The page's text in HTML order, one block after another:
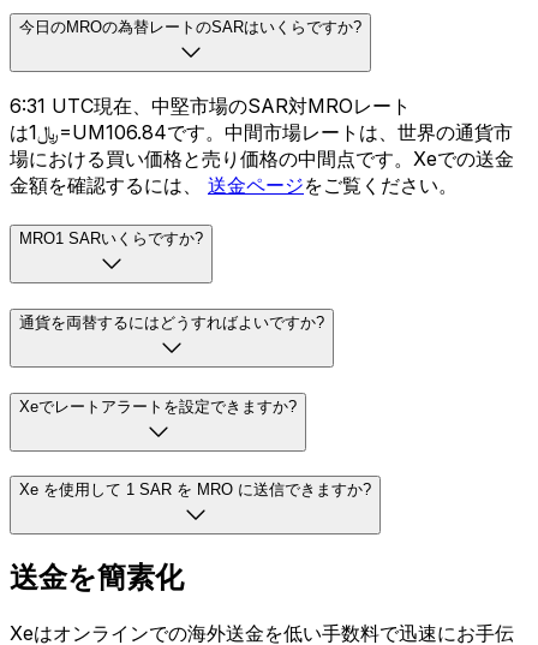
今日のMROの為替レートのSARはいくらですか?
6:31 UTC現在、中堅市場のSAR対MROレート
は﷼1=UM106.84です。中間市場レートは、世界の通貨市
場における買い価格と売り価格の中間点です。Xeでの送金
金額を確認するには、 送金ページをご覧ください。
MRO1 SARいくらですか?
通貨を両替するにはどうすればよいですか?
Xeでレートアラートを設定できますか?
Xe を使用して 1 SAR を MRO に送信できますか?
送金を簡素化
Xeはオンラインでの海外送金を低い手数料で迅速にお手伝